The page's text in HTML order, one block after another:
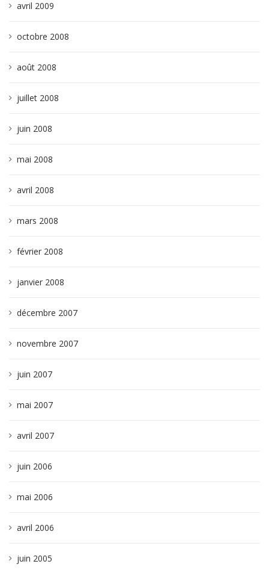
avril 2009
octobre 2008
août 2008
juillet 2008
juin 2008
mai 2008
avril 2008
mars 2008
février 2008
janvier 2008
décembre 2007
novembre 2007
juin 2007
mai 2007
avril 2007
juin 2006
mai 2006
avril 2006
juin 2005